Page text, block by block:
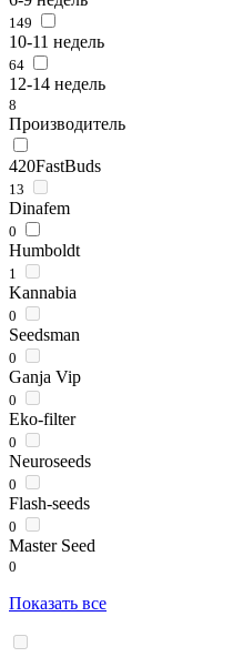
149
10-11 недель
64
12-14 недель
8
Производитель
420FastBuds
13
Dinafem
0
Humboldt
1
Kannabia
0
Seedsman
0
Ganja Vip
0
Eko-filter
0
Neuroseeds
0
Flash-seeds
0
Master Seed
0
Показать все